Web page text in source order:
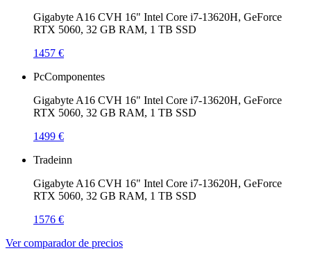
Gigabyte A16 CVH 16" Intel Core i7-13620H, GeForce
RTX 5060, 32 GB RAM, 1 TB SSD
1457 €
PcComponentes
Gigabyte A16 CVH 16" Intel Core i7-13620H, GeForce
RTX 5060, 32 GB RAM, 1 TB SSD
1499 €
Tradeinn
Gigabyte A16 CVH 16" Intel Core i7-13620H, GeForce
RTX 5060, 32 GB RAM, 1 TB SSD
1576 €
Ver comparador de precios